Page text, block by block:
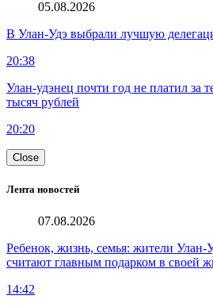
05.08.2026
В Улан-Удэ выбрали лучшую
20:38
Улан-удэнец почти год не платил за
тысяч рублей
20:20
Close
Лента новостей
07.08.2026
Ребенок, жизнь, семья: жители Улан-
считают главным подарком в своей
14:42